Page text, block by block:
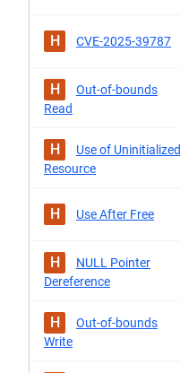
H CVE-2025-39787
H
Out-of-bounds
Read
H
Use of Uninitialized
Resource
H Use After Free
H
NULL Pointer
Dereference
H
Out-of-bounds
Write